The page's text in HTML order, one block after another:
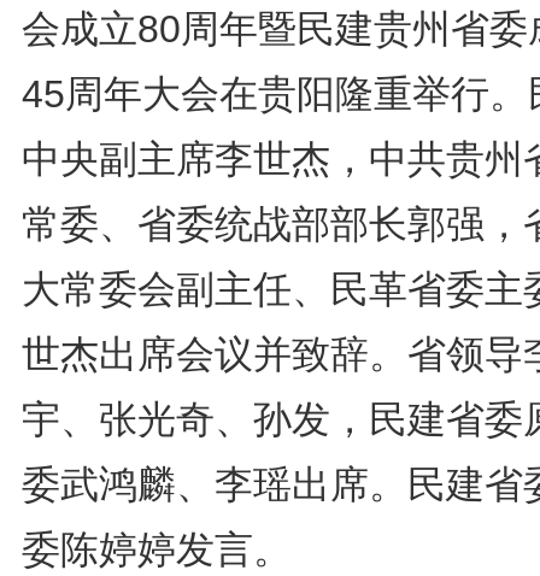
会成立80周年暨民建贵州省委
45周年大会在贵阳隆重举行。
中央副主席李世杰，中共贵州
常委、省委统战部部长郭强，
大常委会副主任、民革省委主
世杰出席会议并致辞。省领导
宇、张光奇、孙发，民建省委
委武鸿麟、李瑶出席。民建省
委陈婷婷发言。